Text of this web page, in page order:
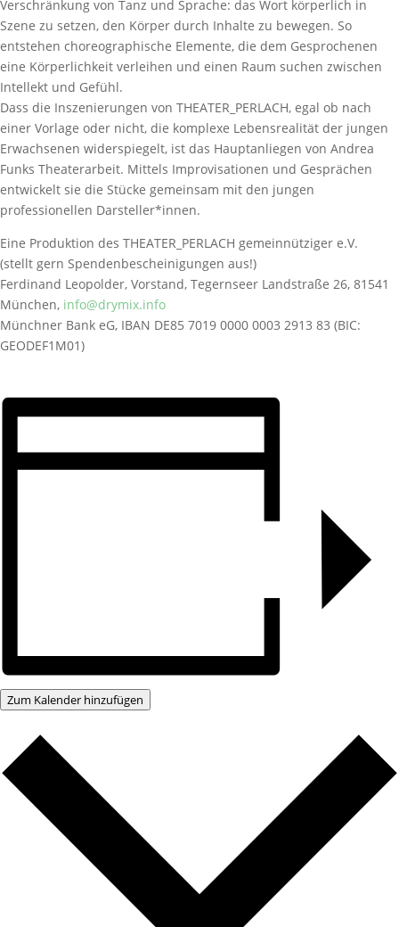
Verschränkung von Tanz und Sprache: das Wort körperlich in
Szene zu setzen, den Körper durch Inhalte zu bewegen. So
entstehen choreographische Elemente, die dem Gesprochenen
eine Körperlichkeit verleihen und einen Raum suchen zwischen
Intellekt und Gefühl.
Dass die Inszenierungen von THEATER_PERLACH, egal ob nach
einer Vorlage oder nicht, die komplexe Lebensrealität der jungen
Erwachsenen widerspiegelt, ist das Hauptanliegen von Andrea
Funks Theaterarbeit. Mittels Improvisationen und Gesprächen
entwickelt sie die Stücke gemeinsam mit den jungen
professionellen Darsteller*innen.
Eine Produktion des THEATER_PERLACH gemeinnütziger e.V.
(stellt gern Spendenbescheinigungen aus!)
Ferdinand Leopolder, Vorstand, Tegernseer Landstraße 26, 81541
München, info@drymix.info
Münchner Bank eG, IBAN DE85 7019 0000 0003 2913 83 (BIC:
GEODEF1M01)
Zum Kalender hinzufügen